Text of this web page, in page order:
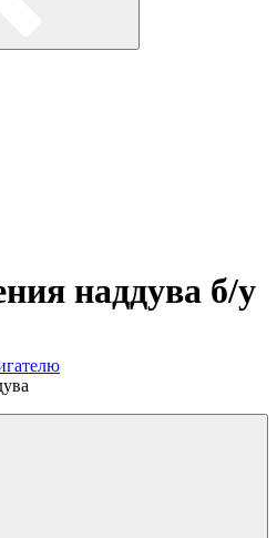
наддува б/у